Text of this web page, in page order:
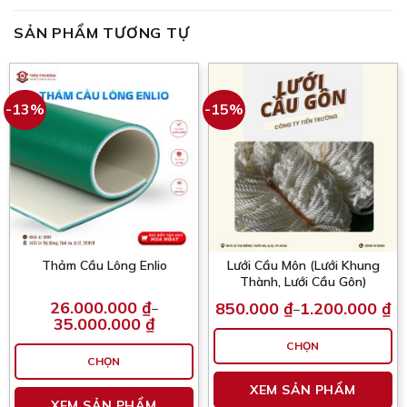
SẢN PHẨM TƯƠNG TỰ
-13%
Thảm Cầu Lông Enlio
26.000.000 ₫–
35.000.000 ₫
Khoảng
giá:
từ
26.000.000 ₫
đến
35.000.000 ₫
CHỌN
Sản
-15%
Lưới Cầu Môn (Lưới Khung
Thành, Lưới Cầu Gôn)
850.000 ₫–1.200.000 ₫
Khoảng
giá:
850.000 ₫
đến
1.200.000 ₫
CHỌN
XEM SẢN PHẨM